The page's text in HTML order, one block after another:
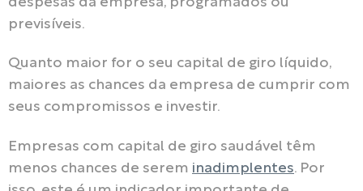
previsíveis.
Quanto maior for o seu capital de giro líquido,
maiores as chances da empresa de cumprir com
seus compromissos e investir.
Empresas com capital de giro saudável têm
menos chances de serem inadimplentes. Por